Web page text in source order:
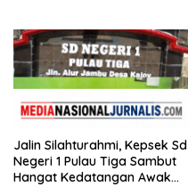
Jalin Silahturahmi, Kepsek Sd
Negeri 1 Pulau Tiga Sambut
Hangat Kedatangan Awak